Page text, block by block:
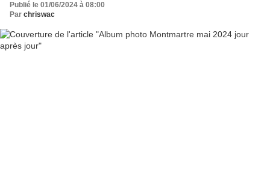
Publié le 01/06/2024 à 08:00
Par chriswac